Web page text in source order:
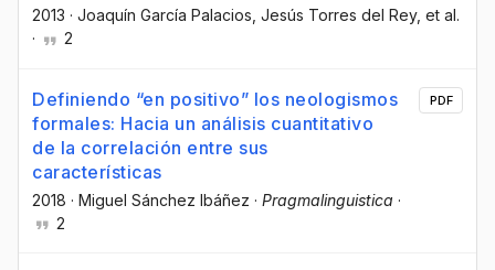
2013 · Joaquín García Palacios , Jesús Torres del Rey, et al.
·
2
Definiendo “en positivo” los neologismos
formales: Hacia un análisis cuantitativo
de la correlación entre sus
características
2018 · Miguel Sánchez Ibáñez · Pragmalinguistica ·
2
PDF